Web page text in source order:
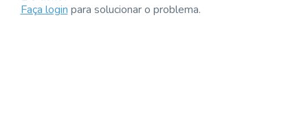
Faça loginpara solucionar o problema.